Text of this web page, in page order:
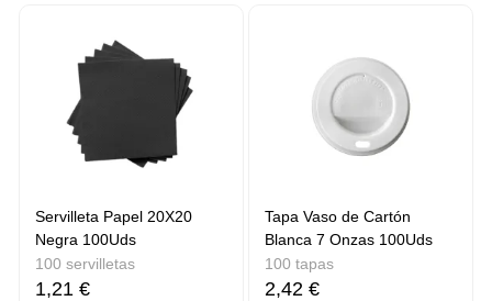
Servilleta Papel 20X20
Negra 100Uds
100 servilletas
1,21 €
Tapa Vaso de Cartón
Blanca 7 Onzas 100Uds
100 tapas
2,42 €